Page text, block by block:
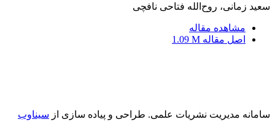
سعید زمانی، روح‌الله فتاحی نافچی
مشاهده مقاله
اصل مقاله 1.09 M
سامانه مدیریت نشریات علمی. طراحی و پیاده سازی از سیناوب